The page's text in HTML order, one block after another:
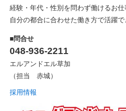
経験・年代・性別を問わず働けるお仕
自分の都合に合わせた働き方で活躍で
■問合せ
048-936-2211
エルアンドエル草加
（担当 赤城）
採用情報